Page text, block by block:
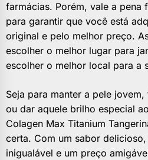
farmácias. Porém, vale a pena
para garantir que você está
original e pelo melhor preço.
escolher o melhor lugar para
escolher o melhor local para a
Seja para manter a pele
ou dar aquele brilho especial
Colagen Max Titanium
certa. Com um sabor
inigualável e um preço